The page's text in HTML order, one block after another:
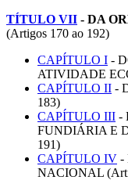
TÍTULO VII - DA
(Artigos 170 ao 192)
CAPÍTULO I -
ATIVIDADE
CAPÍTULO II -
183)
CAPÍTULO III -
FUNDIÁRIA E
191)
CAPÍTULO IV -
NACIONAL